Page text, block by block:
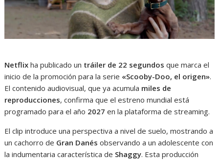
Netflix ha publicado un tráiler de 22 segundos que marca el
inicio de la promoción para la serie «Scooby-Doo, el origen».
El contenido audiovisual, que ya acumula miles de
reproducciones, confirma que el estreno mundial está
programado para el año 2027 en la plataforma de streaming.
El clip introduce una perspectiva a nivel de suelo, mostrando a
un cachorro de Gran Danés observando a un adolescente con
la indumentaria característica de Shaggy. Esta producción